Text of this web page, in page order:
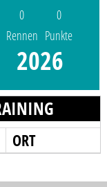
0
Rennen
0
Punkte
2026
ORT